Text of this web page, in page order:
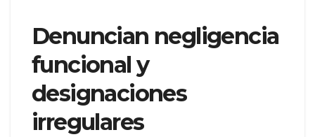
Denuncian negligencia
funcional y
designaciones
irregulares